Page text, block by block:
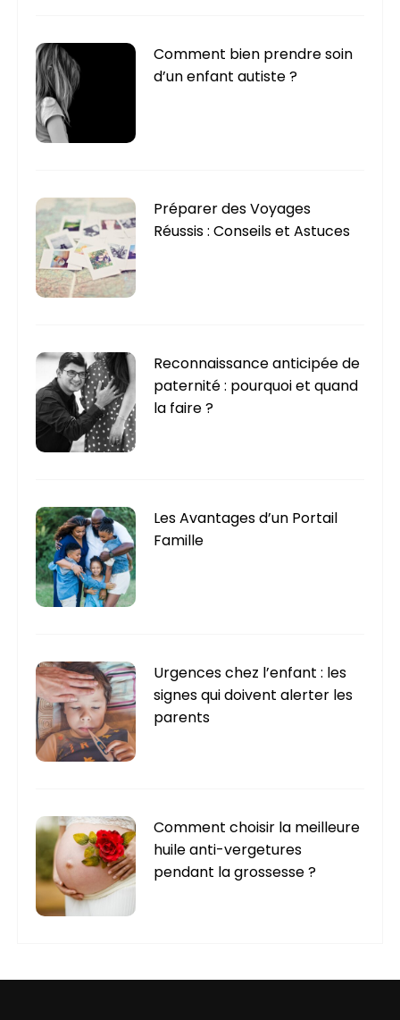
Comment bien prendre soin
d’un enfant autiste ?
Préparer des Voyages
Réussis : Conseils et Astuces
Reconnaissance anticipée de
paternité : pourquoi et quand
la faire ?
Les Avantages d’un Portail
Famille
Urgences chez l’enfant : les
signes qui doivent alerter les
parents
Comment choisir la meilleure
huile anti-vergetures
pendant la grossesse ?